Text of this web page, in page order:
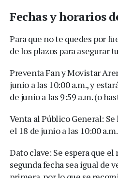
Fechas y horarios
Para que no te quedes por
de los plazos para asegurar
Preventa Fan y Movistar
junio a las 10:00 a.m., y
de junio a las 9:59 a.m. (o
Venta al Público General:
el 18 de junio a las 10:00 a.m.
Dato clave: Se espera que
segunda fecha sea igual de